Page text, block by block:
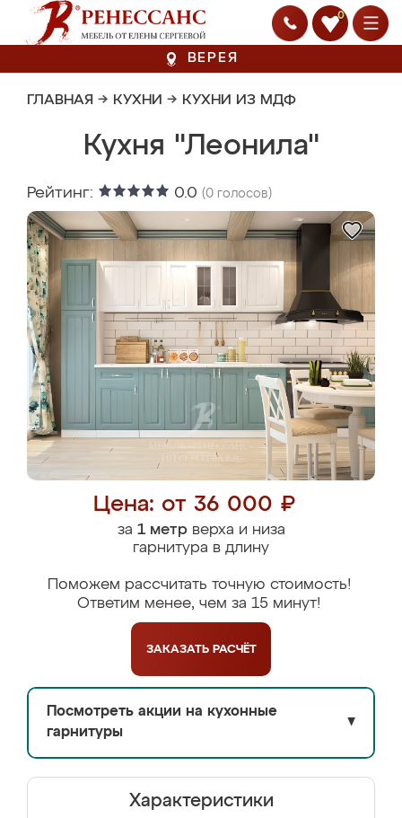
0
ВЕРЕЯ
ГЛАВНАЯ → КУХНИ → КУХНИ ИЗ МДФ
Кухня "Леонила"
Рейтинг: 0.0 (0 голосов)
Цена: от 36 000 ₽
за 1 метрверха и низа
гарнитура в длину
Поможем рассчитать точную стоимость!
Ответим менее, чем за 15 минут!
ЗАКАЗАТЬ РАСЧЁТ
Посмотреть акции на кухонные
гарнитуры
▼
Характеристики